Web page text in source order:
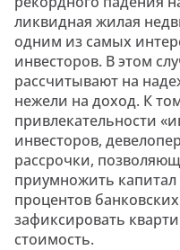
ликвидная жилая
одним из самых
инвесторов. В этом
рассчитывают на
нежели на доход. К
привлекательности
инвесторов,
рассрочки,
приумножить
процентов
зафиксировать
стоимость.